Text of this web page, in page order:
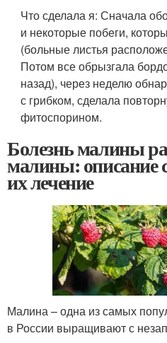
Что сделала я: Сначала
и некоторые побеги,
(больные листья
Потом все обрызгала
назад), через неделю
с грибком, сделала
фитоспорином.
Болезнь малины
малины: описание
их лечение
Малина – одна из самых
в России выращивают с